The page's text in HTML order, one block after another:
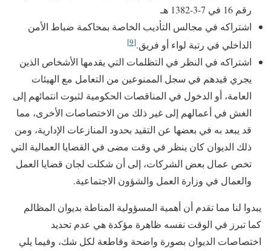
رقم 16 في 7-3-1382 هـ
اشتراكه في مجالس التأديب الخاصة بمحاكمة ضباط الأمن
الداخلي في رتبة لواء أو فريق.[9]
اشتراكه في النظر في التظلمات التي يقدمها الأشخاص الذين
يجري قيدهم في سجل الممنوعين من التعامل مع الهيئات
العامة، أو الدخول في المناقصات الحكومية لثبوت انتمائهم إلى
الغش في أعمالهم إلى غير ذلك من الاختصاصات الأخرى، مما
قد يبعد به في بعضها عن التقيد بحدود المنازعات الإدارية، ومن
ذلك الديوان كان ينظر في وقت مضى في القضايا العمالية التي
تخص عمال بعض الشركات، إلى أن شكلت لجان قضايا العمل
والعمال في وزارة العمل والشؤون الاجتماعية.
يبدوا لنا مما تقدم أن أهمية المسؤولية المناطة بديوان المظالم
كما تبرز في الوقت نفسه ظاهرة مؤكدة هي عدم تحديد
اختصاصات الديوان بصورة واضحة وقاطعة لكل شك، وفيما يلي